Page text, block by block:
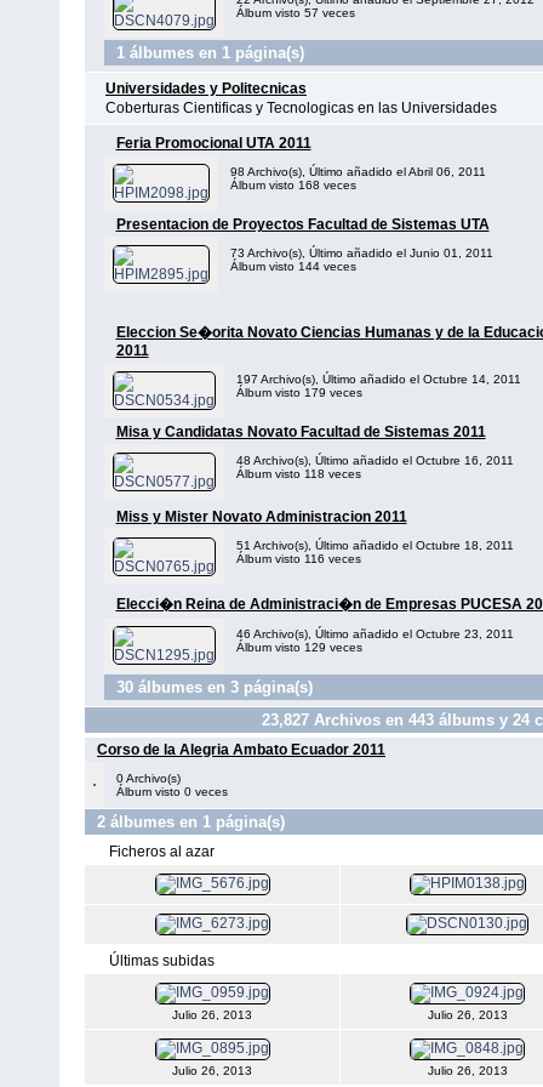
Álbum visto 57 veces
1 álbumes en 1 página(s)
Universidades y Politecnicas
Coberturas Cientificas y Tecnologicas en las Universidades
Feria Promocional UTA 2011
98 Archivo(s), Último añadido el Abril 06, 2011
Álbum visto 168 veces
Presentacion de Proyectos Facultad de Sistemas UTA
73 Archivo(s), Último añadido el Junio 01, 2011
Álbum visto 144 veces
Eleccion Se�orita Novato Ciencias Humanas y de la
2011
197 Archivo(s), Último añadido el Octubre 14, 2011
Álbum visto 179 veces
Misa y Candidatas Novato Facultad de Sistemas 2011
48 Archivo(s), Último añadido el Octubre 16, 2011
Álbum visto 118 veces
Miss y Mister Novato Administracion 2011
51 Archivo(s), Último añadido el Octubre 18, 2011
Álbum visto 116 veces
Elecci�n Reina de Administraci�n de Empresas PUCESA
46 Archivo(s), Último añadido el Octubre 23, 2011
Álbum visto 129 veces
30 álbumes en 3 página(s)
23,827Archivos en 443álbums y 24
Corso de la Alegria Ambato Ecuador 2011
0 Archivo(s)
Álbum visto 0 veces
2 álbumes en 1 página(s)
Ficheros al azar
Últimas subidas
Julio 26, 2013 Julio 26, 2013
Julio 26, 2013 Julio 26, 2013